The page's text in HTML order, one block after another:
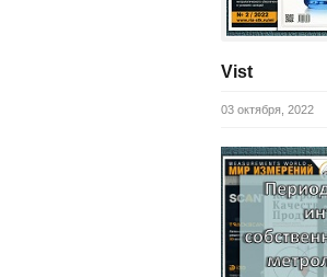
Vist
03 октября, 2022